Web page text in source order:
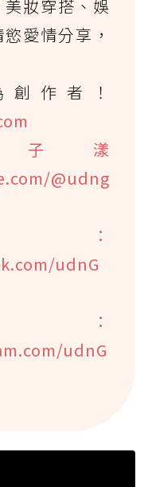
妝穿搭、娛
愛情分享，
作者！
漾
@udng
udnG
udnG